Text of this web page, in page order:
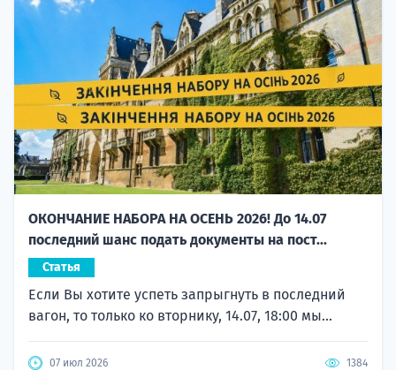
ОКОНЧАНИЕ НАБОРА НА ОСЕНЬ 2026! До 14.07
последний шанс подать документы на пост...
Статья
Если Вы хотите успеть запрыгнуть в последний
вагон, то только ко вторнику, 14.07, 18:00 мы...
07 июл 2026 1384